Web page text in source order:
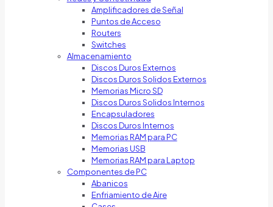
Amplificadores de Señal
Puntos de Acceso
Routers
Switches
Almacenamiento
Discos Duros Externos
Discos Duros Solidos Externos
Memorias Micro SD
Discos Duros Solidos Internos
Encapsuladores
Discos Duros Internos
Memorias RAM para PC
Memorias USB
Memorias RAM para Laptop
Componentes de PC
Abanicos
Enfriamiento de Aire